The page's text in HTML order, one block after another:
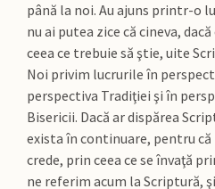
până la noi. Au ajuns printr-o
nu ai putea zice că cineva,
ceea ce trebuie să ştie, uite
Noi privim lucrurile în
perspectiva Tradiţiei şi în
Bisericii. Dacă ar dispărea
exista în continuare, pentru că
crede, prin ceea ce se învaţă
ne referim acum la Scriptură,